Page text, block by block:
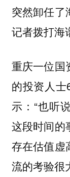
突然卸任了
记者拨打海
重庆一位国
的投资人
示：“也听
这段时间的
存在估值虚
流的考验很